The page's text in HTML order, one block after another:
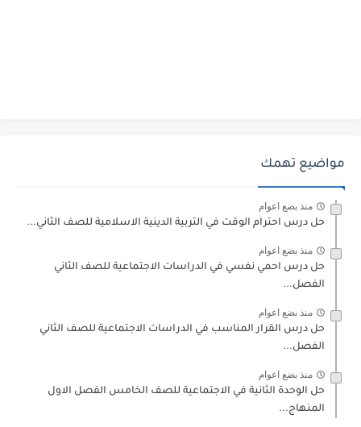
مواضيع تهمك
منذ بضع اعوام
حل درس احترام الوقت في التربية الدينية الاسلامية للصف الثاني...
منذ بضع اعوام
حل درس احمي نفسي في الدراسات الاجتماعية للصف الثاني
الفصل...
منذ بضع اعوام
حل درس القرار المناسب في الدراسات الاجتماعية للصف الثاني
الفصل...
منذ بضع اعوام
حل الوحدة الثانية في الاجتماعية للصف الخامس الفصل الاول
المنهاج...